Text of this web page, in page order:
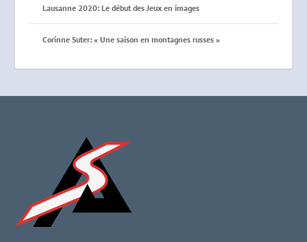
Lausanne 2020: Le début des Jeux en images
Corinne Suter: « Une saison en montagnes russes »